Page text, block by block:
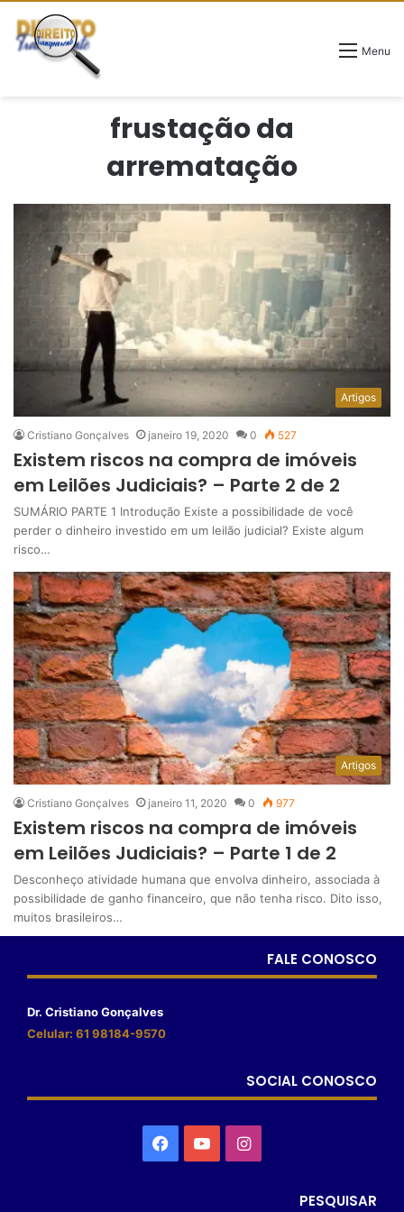
Menu
frustação da
arrematação
Artigos
Cristiano Gonçalves janeiro 19, 2020 0 527
Existem riscos na compra de imóveis
em Leilões Judiciais? – Parte 2 de 2
SUMÁRIO PARTE 1 Introdução Existe a possibilidade de você
perder o dinheiro investido em um leilão judicial? Existe algum
risco…
Artigos
Cristiano Gonçalves janeiro 11, 2020 0 977
Existem riscos na compra de imóveis
em Leilões Judiciais? – Parte 1 de 2
Desconheço atividade humana que envolva dinheiro, associada à
possibilidade de ganho financeiro, que não tenha risco. Dito isso,
muitos brasileiros…
FALE CONOSCO
Dr. Cristiano Gonçalves
Celular: 61 98184-9570
SOCIAL CONOSCO
PESQUISAR